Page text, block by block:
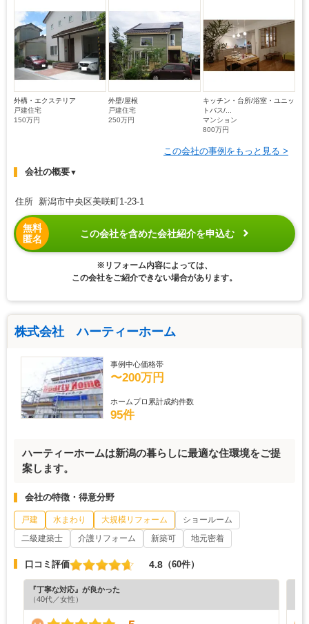
外構・エクステリア
戸建住宅
150万円
外壁/屋根
戸建住宅
250万円
キッチン・台所/浴室・ユニッ
トバス/...
マンション
800万円
この会社の事例をもっと見る >
会社の概要▼
住所 新潟市中央区美咲町1-23-1
無料
匿名
この会社を含めた会社紹介を申込む
※リフォーム内容によっては、
この会社をご紹介できない場合があります。
株式会社 ハーティーホーム
事例中心価格帯
〜200万円
ホームプロ累計成約件数
95件
ハーティーホームは新潟の暮らしに最適な住環境をご提
案します。
会社の特徴・得意分野
戸建 水まわり 大規模リフォーム
ショールーム
二級建築士
介護リフォーム 新築可 地元密着
口コミ評価 4.8 （60件）
『丁寧な対応』が良かった
（40代／女性）